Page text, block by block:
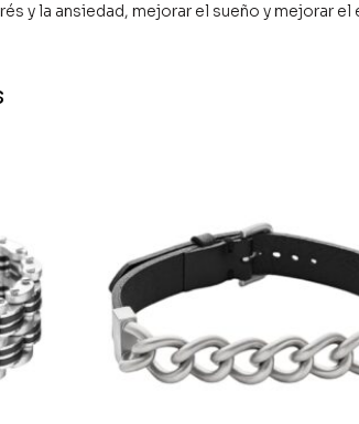
y la ansiedad, mejorar el sueño y mejorar